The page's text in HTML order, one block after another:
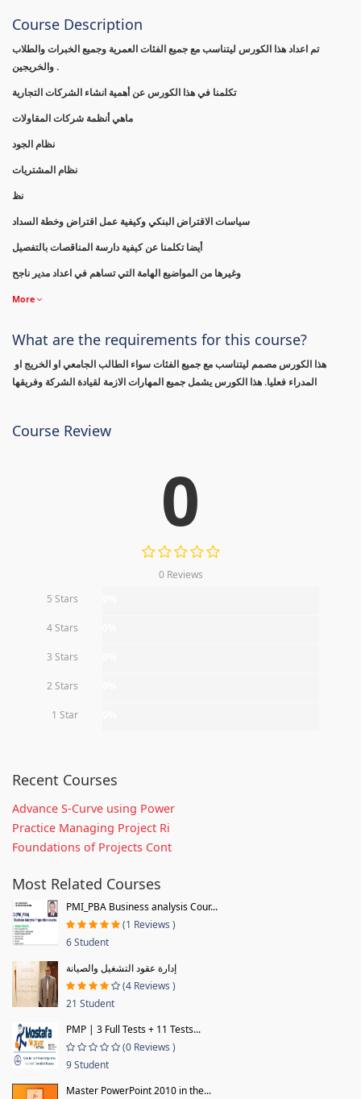
Course Description
تم اعداد هذا الكورس ليتناسب مع جميع الفئات العمرية وجميع الخبرات والطلاب
والخريجين .
تكلمنا في هذا الكورس عن أهمية انشاء الشركات التجارية
ماهي أنظمة شركات المقاولات
نظام الجود
نظام المشتريات
نظ
سياسات الاقتراض البنكي وكيفية عمل اقتراض وخطة السداد
وغيرها من المواضيع الهامة التي تساهم في اعداد مدير ناجح
More
What are the requirements for this course?
المدراء فعليا. هذا الكورس يشمل جميع المهارات الازمة لقيادة الشركة وفريقها
Course Review
0
0 Reviews
5 Stars
4 Stars
3 Stars
2 Stars
1 Star
Recent Courses
Advance S-Curve using Power
Practice Managing Project Ri
Foundations of Projects Cont
Most Related Courses
PMI_PBA Business analysis Cour...
(1 Reviews )
6 Student
إدارة عقود التشغيل والصيانة
(4 Reviews )
21 Student
PMP | 3 Full Tests + 11 Tests...
(0 Reviews )
9 Student
Master PowerPoint 2010 in the...